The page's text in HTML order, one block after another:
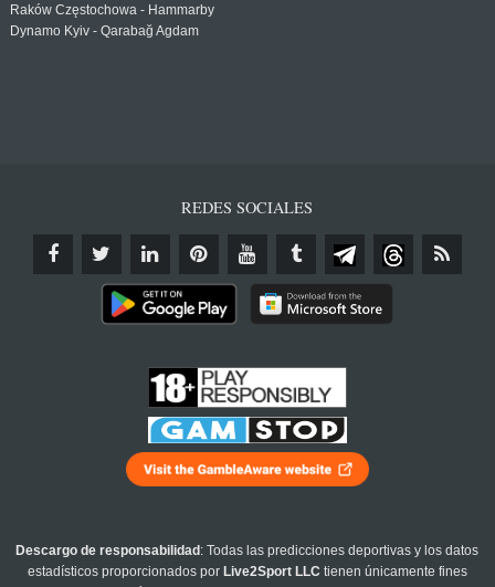
Raków Częstochowa - Hammarby
Dynamo Kyiv - Qarabağ Agdam
REDES SOCIALES
Descargo de responsabilidad : Todas las predicciones deportivas y los datos
estadísticos proporcionados por Live2Sport LLC tienen únicamente fines